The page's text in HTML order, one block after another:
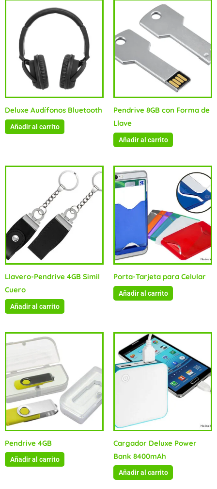
Deluxe Audífonos Bluetooth
Añadir al carrito
Pendrive 8GB con Forma de
Llave
Añadir al carrito
Llavero-Pendrive 4GB Simil
Cuero
Añadir al carrito
Porta-Tarjeta para Celular
Añadir al carrito
Pendrive 4GB
Añadir al carrito
Cargador Deluxe Power
Bank 8400mAh
Añadir al carrito